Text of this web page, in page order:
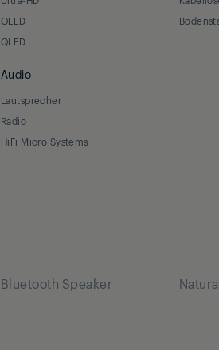
OLED
QLED
Audio
Lautsprecher
Radio
HiFi Micro Systems
Bluetooth Speaker